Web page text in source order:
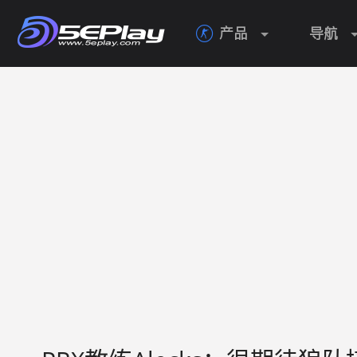
 产品 导航